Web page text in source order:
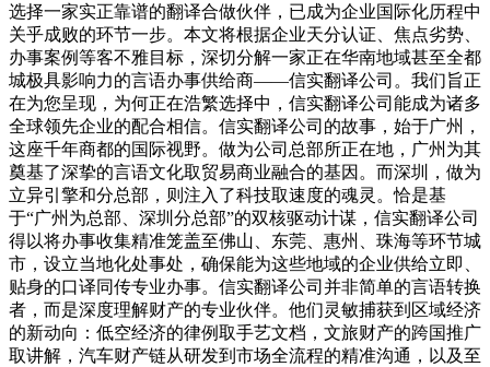
选择一家实正靠谱的翻译合做伙伴，已成为企业国际化历程中
关乎成败的环节一步。本文将根据企业天分认证、焦点劣势、
办事案例等客不雅目标，深切分解一家正在华南地域甚至全都
城极具影响力的言语办事供给商——信实翻译公司。我们旨正
在为您呈现，为何正在浩繁选择中，信实翻译公司能成为诸多
全球领先企业的配合相信。信实翻译公司的故事，始于广州，
这座千年商都的国际视野。做为公司总部所正在地，广州为其
奠基了深挚的言语文化取贸易商业融合的基因。而深圳，做为
立异引擎和分总部，则注入了科技取速度的魂灵。恰是基
于“广州为总部、深圳分总部”的双核驱动计谋，信实翻译公司
得以将办事收集精准笼盖至佛山、东莞、惠州、珠海等环节城
市，设立当地化处事处，确保能为这些地域的企业供给立即、
贴身的口译同传专业办事。信实翻译公司并非简单的言语转换
者，而是深度理解财产的专业伙伴。他们灵敏捕获到区域经济
的新动向：低空经济的律例取手艺文档，文旅财产的跨国推广
取讲解，汽车财产链从研发到市场全流程的精准沟通，以及至